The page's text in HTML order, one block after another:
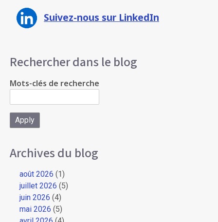
Suivez-nous sur LinkedIn
Rechercher dans le blog
Mots-clés de recherche
Archives du blog
août 2026 (1)
juillet 2026 (5)
juin 2026 (4)
mai 2026 (5)